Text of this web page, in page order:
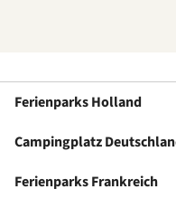
Ferienparks Holland
Campingplatz
Ferienparks Frankreich